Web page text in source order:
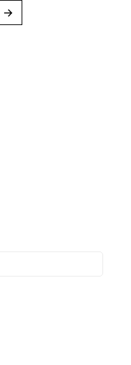
→